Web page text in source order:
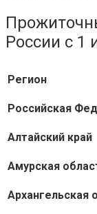
России с 1
Регион
Российская
Алтайский край
Амурская
Архангельская